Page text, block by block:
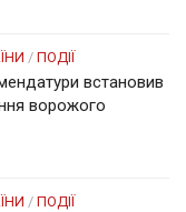
/ ПОДІЇ
встановив
ворожого
/ ПОДІЇ